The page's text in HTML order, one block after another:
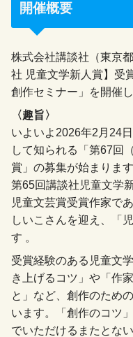
開催概要
株式会社講談社（東京
社 児童文学新人賞】受
創作セミナー」を開催し
〈趣旨〉
いよいよ2026年2月24
して知られる「第67回
賞」の募集が始まりま
第65回講談社児童文学
児童文芸賞受賞作家で
しいこさんを迎え、「
す 。
受賞経験のある児童文
き上げるコツ」や「作
と」など、創作のため
います。「創作のコツ
でいただけるまたとない